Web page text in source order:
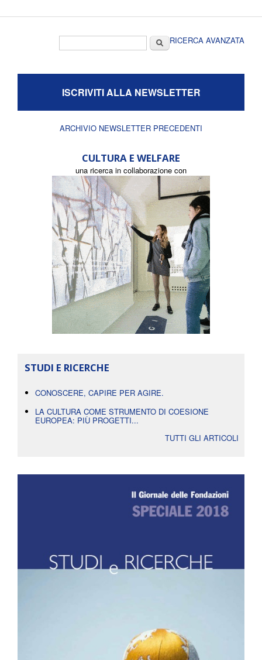
CercaRICERCA AVANZATA
ISCRIVITI ALLA NEWSLETTER
ARCHIVIO NEWSLETTER PRECEDENTI
CULTURA E WELFARE
una ricerca in collaborazione con
STUDI E RICERCHE
CONOSCERE, CAPIRE PER AGIRE.
LA CULTURA COME STRUMENTO DI COESIONE
EUROPEA: PIÙ PROGETTI...
TUTTI GLI ARTICOLI